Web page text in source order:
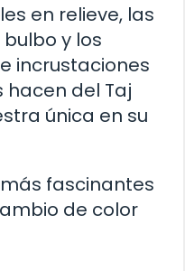
en relieve, las
y los
incrustaciones
del Taj
única en su
fascinantes
de color